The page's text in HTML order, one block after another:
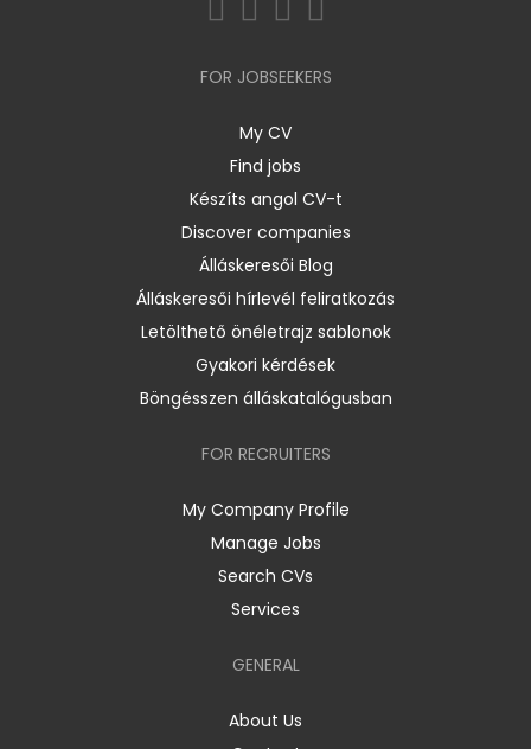
FOR JOBSEEKERS
My CV
Find jobs
Készíts angol CV-t
Discover companies
Álláskeresői Blog
Álláskeresői hírlevél feliratkozás
Letölthető önéletrajz sablonok
Gyakori kérdések
Böngésszen álláskatalógusban
FOR RECRUITERS
My Company Profile
Manage Jobs
Search CVs
Services
GENERAL
About Us